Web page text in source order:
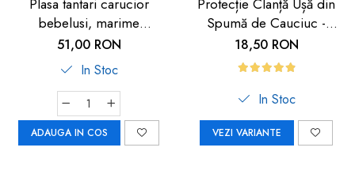
Plasa tantari carucior
bebelusi, marime
universala, neagra, Reer
BiteSafe
51,00 RON
In Stoc
ADAUGA IN COS
Protecție Clanță Ușă din
Spumă de Cauciuc -
Siguranță pentru Copii |
Car Boy Safety
18,50 RON
In Stoc
VEZI VARIANTE